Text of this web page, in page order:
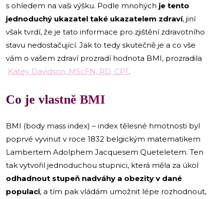
s ohledem na vaši výšku. Podle mnohých je tento
jednoduchý ukazatel také ukazatelem zdraví, jiní
však tvrdí, že je tato informace pro zjištění zdravotního
stavu nedostačující. Jak to tedy skutečně je a co vše
vám o vašem zdraví prozradí hodnota BMI, prozradila
Katey Davidson, MScFN, RD, CPT.
Co je vlastně BMI
BMI (body mass index) – index tělesné hmotnosti byl
poprvé vyvinut v roce 1832 belgickým matematikem
Lambertem Adolphem Jacquesem Queteletem. Ten
tak vytvořil jednoduchou stupnici, která měla za úkol
odhadnout stupeň nadváhy a obezity v dané
populaci, a tím pak vládám umožnit lépe rozhodnout,